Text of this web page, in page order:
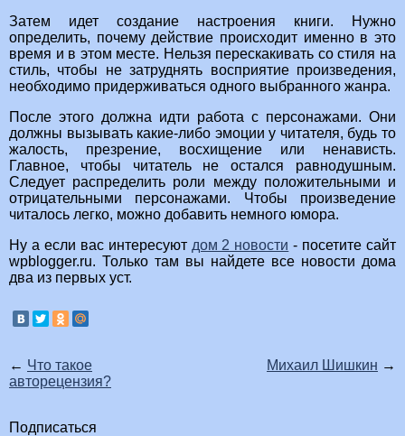
Затем идет создание настроения книги. Нужно
определить, почему действие происходит именно в это
время и в этом месте. Нельзя перескакивать со стиля на
стиль, чтобы не затруднять восприятие произведения,
необходимо придерживаться одного выбранного жанра.
После этого должна идти работа с персонажами. Они
должны вызывать какие-либо эмоции у читателя, будь то
жалость, презрение, восхищение или ненависть.
Главное, чтобы читатель не остался равнодушным.
Следует распределить роли между положительными и
отрицательными персонажами. Чтобы произведение
читалось легко, можно добавить немного юмора.
Ну а если вас интересуют дом 2 новости - посетите сайт
wpblogger.ru. Только там вы найдете все новости дома
два из первых уст.
← Что такое
авторецензия?
Михаил Шишкин →
Подписаться